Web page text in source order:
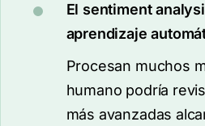
El sentiment
aprendizaje
Procesan muchos
humano podría
más avanzadas